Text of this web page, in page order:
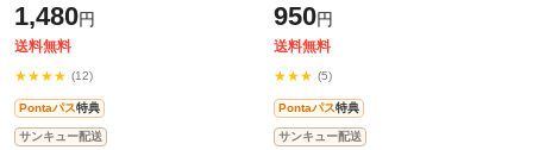
素材で敏感肌にもオススメ ] スエ
ッ
1,480円
送料無料
★★★★ (12)
Pontaパス特典
サンキュー配送
ンス タイツ スパッツ コンプレッ
950円
送料無料
★★★ (5)
Pontaパス特典
サンキュー配送